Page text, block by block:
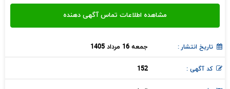
تاریخ انتشار : جمعه 16 مرداد 1405
کد آگهی : 152